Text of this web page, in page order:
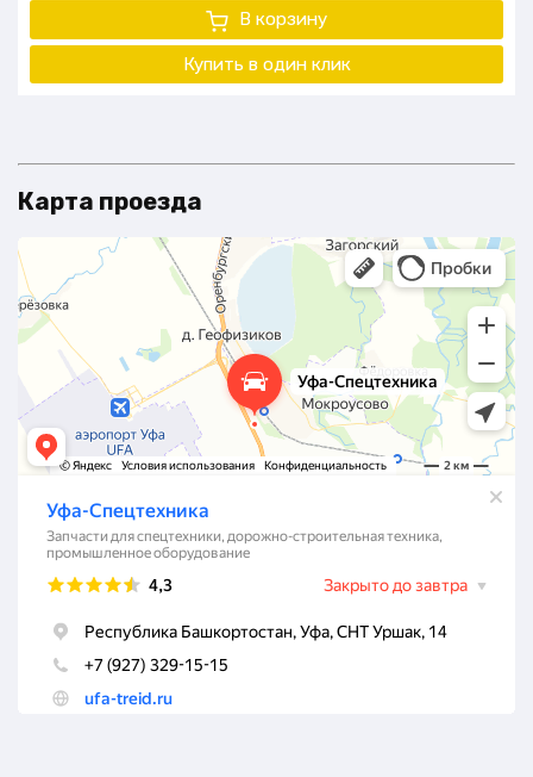
В корзину
Купить в один клик
Карта проезда